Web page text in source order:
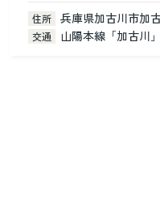
住所 兵庫県加古川市尾
交通 山陽電鉄本線「浜